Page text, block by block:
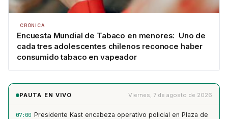
CRÓNICA
Encuesta Mundial de Tabaco en menores: Uno de
cada tres adolescentes chilenos reconoce haber
consumido tabaco en vapeador
PAUTA EN VIVO Viernes, 7 de agosto de 2026
07:00 Presidente Kast encabeza operativo policial en Plaza de